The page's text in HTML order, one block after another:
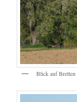
Blick auf Bretten